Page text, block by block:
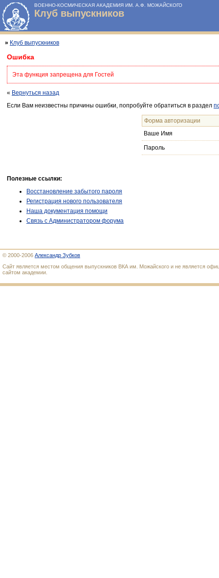
ВОЕННО-КОСМИЧЕСКАЯ АКАДЕМИЯ ИМ. А.Ф. МОЖАЙСКОГО
Клуб выпускников
» Клуб выпускников
Ошибка
Эта функция запрещена для Гостей
« Вернуться назад
Если Вам неизвестны причины ошибки, попробуйте обратиться в раздел
Форма авторизации
Ваше Имя
Пароль
Полезные ссылки:
Восстановление забытого пароля
Регистрация нового пользователя
Наша документация помощи
Связь с Администратором форума
© 2000-2006 Александр Зубков
Сайт является местом общения выпускников ВКА им. Можайского и не является
сайтом академии.